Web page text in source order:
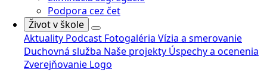
Podpora cez čet
Život v škole
Aktuality Podcast Fotogaléria Vízia a smerovanie
Duchovná služba Naše projekty Úspechy a ocenenia
Zverejňovanie Logo